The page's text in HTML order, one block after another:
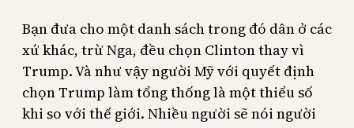
Bạn đưa cho một danh sách trong đó dân ở các
xứ khác, trừ Nga, đều chọn Clinton thay vì
Trump. Và như vậy người Mỹ với quyết định
chọn Trump làm tổng thống là một thiểu số
khi so với thế giới. Nhiều người sẽ nói người